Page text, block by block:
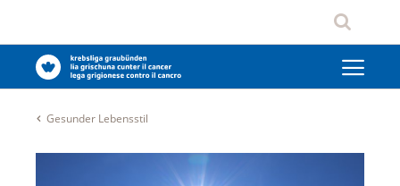
Gesunder Lebensstil